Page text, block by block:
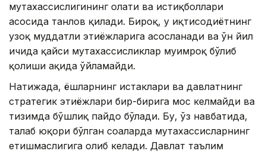
мутахассислигининг ҳолати ва истиқболлари
асосида танлов қилади. Бироқ, у иқтисодиётнинг
узоқ муддатли эҳтиёжларига асосланади ва ўн йил
ичида қайси мутахассисликлар муҳимроқ бўлиб
қолиши ҳақида ўйламайди.
Натижада, ёшларнинг истаклари ва давлатнинг
стратегик эҳтиёжлари бир-бирига мос келмайди ва
тизимда бўшлиқ пайдо бўлади. Бу, ўз навбатида,
талаб юқори бўлган соҳаларда мутахассисларнинг
етишмаслигига олиб келади. Давлат таълим